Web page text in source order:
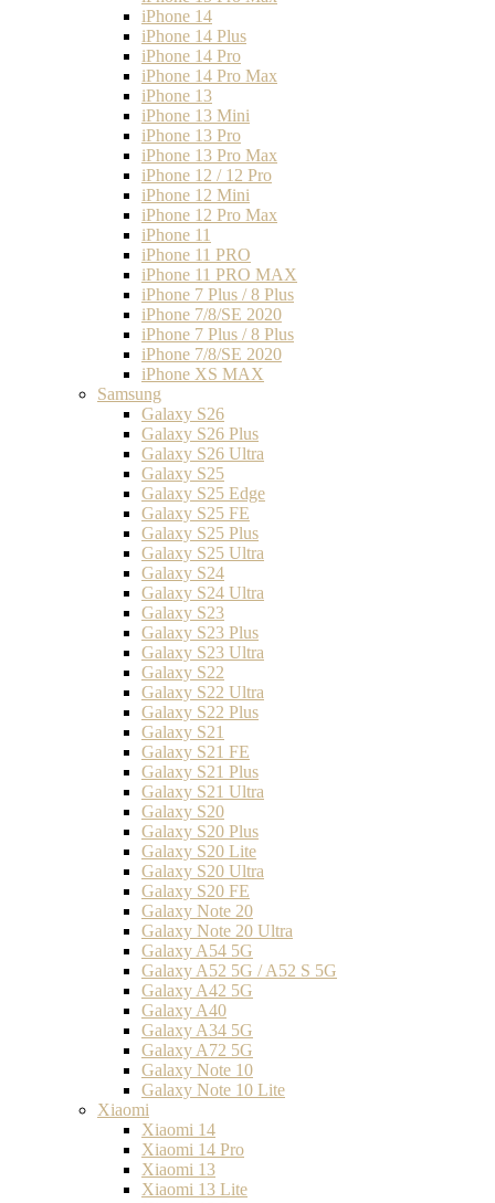
iPhone 14
iPhone 14 Plus
iPhone 14 Pro
iPhone 14 Pro Max
iPhone 13
iPhone 13 Mini
iPhone 13 Pro
iPhone 13 Pro Max
iPhone 12 / 12 Pro
iPhone 12 Mini
iPhone 12 Pro Max
iPhone 11
iPhone 11 PRO
iPhone 11 PRO MAX
iPhone 7 Plus / 8 Plus
iPhone 7/8/SE 2020
iPhone 7 Plus / 8 Plus
iPhone 7/8/SE 2020
iPhone XS MAX
Samsung
Galaxy S26
Galaxy S26 Plus
Galaxy S26 Ultra
Galaxy S25
Galaxy S25 Edge
Galaxy S25 FE
Galaxy S25 Plus
Galaxy S25 Ultra
Galaxy S24
Galaxy S24 Ultra
Galaxy S23
Galaxy S23 Plus
Galaxy S23 Ultra
Galaxy S22
Galaxy S22 Ultra
Galaxy S22 Plus
Galaxy S21
Galaxy S21 FE
Galaxy S21 Plus
Galaxy S21 Ultra
Galaxy S20
Galaxy S20 Plus
Galaxy S20 Lite
Galaxy S20 Ultra
Galaxy S20 FE
Galaxy Note 20
Galaxy Note 20 Ultra
Galaxy A54 5G
Galaxy A52 5G / A52 S 5G
Galaxy A42 5G
Galaxy A40
Galaxy A34 5G
Galaxy A72 5G
Galaxy Note 10
Galaxy Note 10 Lite
Xiaomi
Xiaomi 14
Xiaomi 14 Pro
Xiaomi 13
Xiaomi 13 Lite